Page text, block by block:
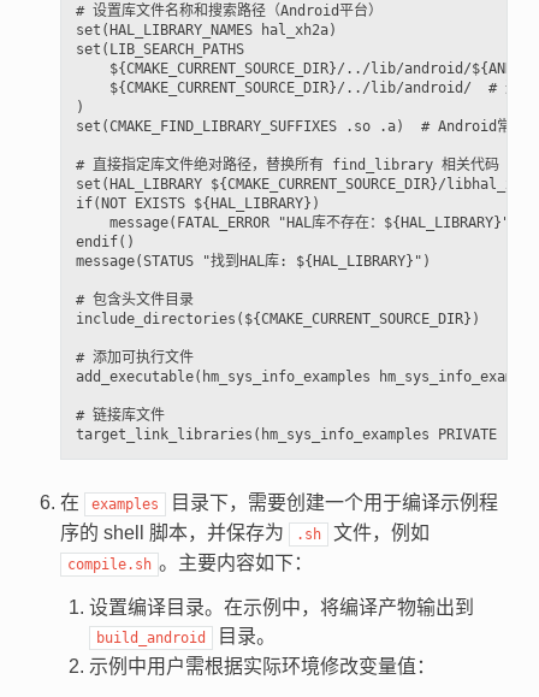
# 设置库文件名称和搜索路径（Android平台）
set(HAL_LIBRARY_NAMES hal_xh2a)
set(LIB_SEARCH_PATHS
${CMAKE_CURRENT_SOURCE_DIR}/../lib/android/
${CMAKE_CURRENT_SOURCE_DIR}/../lib/android/  # 通用
)
set(CMAKE_FIND_LIBRARY_SUFFIXES .so .a)  # Android常用
# 直接指定库文件绝对路径，替换所有 find_library 相关代码
set(HAL_LIBRARY ${CMAKE_CURRENT_SOURCE_DIR}/
if(NOT EXISTS ${HAL_LIBRARY})
    message(FATAL_ERROR "HAL库不存在：${HAL_LIBRARY}")
endif()
message(STATUS "找到HAL库: ${HAL_LIBRARY}")
# 包含头文件目录
include_directories(${CMAKE_CURRENT_SOURCE_DIR})
# 添加可执行文件
add_executable(hm_sys_info_examples
# 链接库文件
在 examples
目录下，需要创建一个用于编译示例程
序的 shell 脚本，并保存为
.sh 文件，例如
compile.sh 。主要内容如下：
设置编译目录。在示例中，将编译产物输出到
build_android
目录。
示例中用户需根据实际环境修改变量值：